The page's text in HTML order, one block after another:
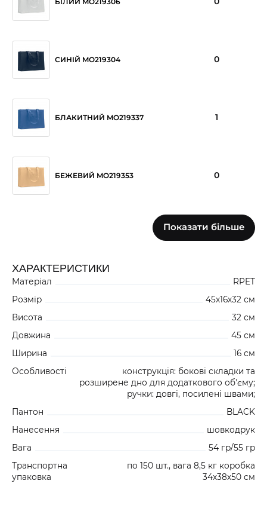
СИНІЙ MO219304 0
БЛАКИТНИЙ MO219337 1
БЕЖЕВИЙ MO219353 0
0
Показати більше
ХАРАКТЕРИСТИКИ
Матеріал
RPET
Розмір
45x16x32 см
Висота
32 см
Довжина
45 см
Ширина
16 см
Особливості
конструкція: бокові складки та
розширене дно для додаткового об'єму;
ручки: довгі, посилені швами;
Пантон
BLACK
Нанесення
шовкодрук
Вага
54 гр/55 гр
Транспортна
упаковка
по 150 шт., вага 8,5 кг коробка
34х38х50 см